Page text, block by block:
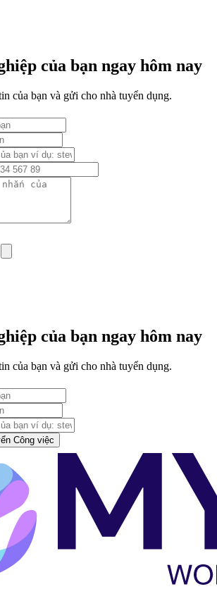
của bạn ngay hôm nay
của bạn và gửi cho nhà tuyển dụng.
của bạn ngay hôm nay
của bạn và gửi cho nhà tuyển dụng.
Công việc